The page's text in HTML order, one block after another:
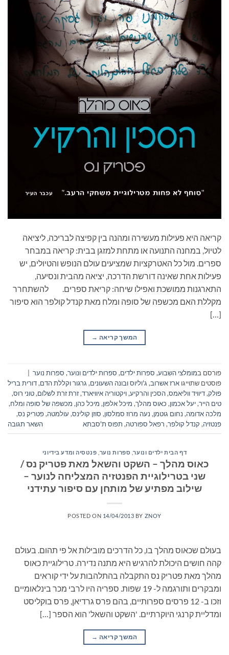
קריאה היא פעילות מעשירה ומהנה בין קפיצה לבריכה, ליציאה
לטיול, במחנה התנועה או מתחת למזגן בבית: קריאה במבחר
ספרים. מול כל האטרקציות שמציעים עולם הנופש והטיולים, יש
פעילות אחת שאינה דורשת הדרכה, יציאה מהבית ונסיעה,
התארגנות ממושכת ואפילו שיחה: קריאת ספרים. להשתחרר
מקללת האם מכשפה של סופה ומלח מאת קנדל קולפר הוא סיפור
[…]
המשך קריאה →
פורסם במומלצי השבוע, ספרות ילדים, ספרות ילדים ונוער, ספרות נוער
פוסטים שתוייגו ארז אשרוב, ג'וליוס ובונה השעונים, גרגור וקללת הדם,דורית בריל
פולק,דיוויד ווליאמס,הסכין והרקיע,ויקטוריה איוויארד,זרת זרת לשלום,טוני רוס,
טים הייר,יעל אכמון, כאוס מהלך, מיכל אלפון, מיכל כהן, מכשפה של סופה ומלח,
מלכה אדומה, נחום גוטמן, נעה מרוז סמלסון, סוזן קולינס, עולמטה,פטריק נס,
פנטזיה, קנדל קולפר, רפאל ספורטה, תפוס ת'סבתא השאר תגובה
דף הבית ילדים ונוער, ספרות נוער פנטסיה ומדע בידיוני
כאוס מהלך – השקט והשאל מאת פטריק נס /
שני בטרילוגיית הפנטזיה המצליחה לנוער –
שילוב מפתיע של מותחן עם סיפור עתידני
POSTED ON 14/04/2013 BY ZNOY
בעולם שכאוס מהלך בו, כל הדרכים מובילות אל פי תהום. בעולם
קהה חושים היכולת להרגיש היא מתנה נדירה. טרילוגיית כאוס
מהלך מאת פטריק נס התקבלה בהתלהבות על ידי קוראים
ומבקרים ותורגמה ל- 19 שפות. ספריה היו לרבי מכר בינלאומיים
וזכו ב- 12 פרסים ספרותיים, בהם פרס גרדיאן, פרס בוקליסט
ומדליית קרנגי היוקרתיים. 'השקט והשאל' הוא הספר […]
המשך קריאה →